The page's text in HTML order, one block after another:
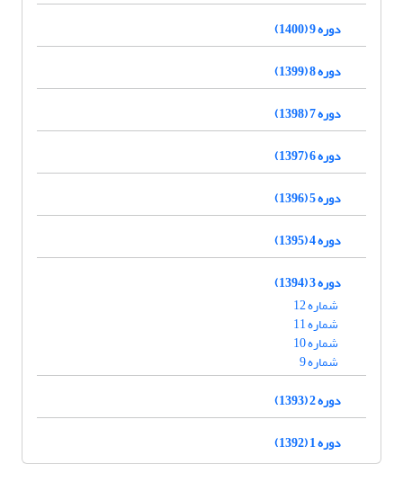
دوره 9 (1400)
دوره 8 (1399)
دوره 7 (1398)
دوره 6 (1397)
دوره 5 (1396)
دوره 4 (1395)
دوره 3 (1394)
شماره 12
شماره 11
شماره 10
شماره 9
دوره 2 (1393)
دوره 1 (1392)